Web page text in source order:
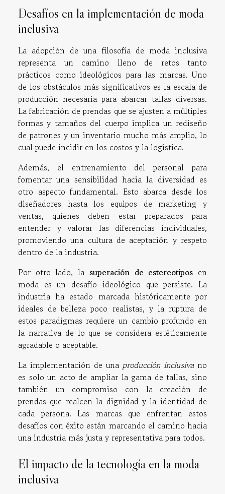
Desafíos en la implementación de moda
inclusiva
La adopción de una filosofía de moda inclusiva
representa un camino lleno de retos tanto
prácticos como ideológicos para las marcas. Uno
de los obstáculos más significativos es la escala de
producción necesaria para abarcar tallas diversas.
La fabricación de prendas que se ajusten a múltiples
formas y tamaños del cuerpo implica un rediseño
de patrones y un inventario mucho más amplio, lo
cual puede incidir en los costos y la logística.
Además, el entrenamiento del personal para
fomentar una sensibilidad hacia la diversidad es
otro aspecto fundamental. Esto abarca desde los
diseñadores hasta los equipos de marketing y
ventas, quienes deben estar preparados para
entender y valorar las diferencias individuales,
promoviendo una cultura de aceptación y respeto
dentro de la industria.
Por otro lado, la superación de estereotipos en
moda es un desafío ideológico que persiste. La
industria ha estado marcada históricamente por
ideales de belleza poco realistas, y la ruptura de
estos paradigmas requiere un cambio profundo en
la narrativa de lo que se considera estéticamente
agradable o aceptable.
La implementación de una producción inclusivano
es solo un acto de ampliar la gama de tallas, sino
también un compromiso con la creación de
prendas que realcen la dignidad y la identidad de
cada persona. Las marcas que enfrentan estos
desafíos con éxito están marcando el camino hacia
una industria más justa y representativa para todos.
El impacto de la tecnología en la moda
inclusiva